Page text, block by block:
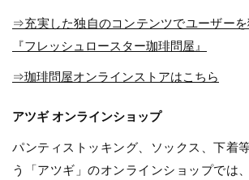
⇒充実した独自のコンテンツでユーザー
『フレッシュロースター珈琲問屋』
⇒珈琲問屋オンラインストアはこちら
アツギ オンラインショップ
パンティストッキング、ソックス、下着
う「アツギ」のオンラインショップでは